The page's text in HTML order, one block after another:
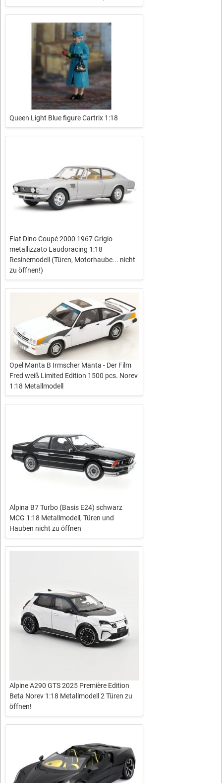
Queen Light Blue figure Cartrix 1:18
Fiat Dino Coupé 2000 1967 Grigio
metallizzato Laudoracing 1:18
Resinemodell (Türen, Motorhaube... nicht
zu öffnen!)
Opel Manta B Irmscher Manta - Der Film
Fred weiß Limited Edition 1500 pcs. Norev
1:18 Metallmodell
Alpina B7 Turbo (Basis E24) schwarz
MCG 1:18 Metallmodell, Türen und
Hauben nicht zu öffnen
Alpine A290 GTS 2025 Première Edition
Beta Norev 1:18 Metallmodell 2 Türen zu
öffnen!